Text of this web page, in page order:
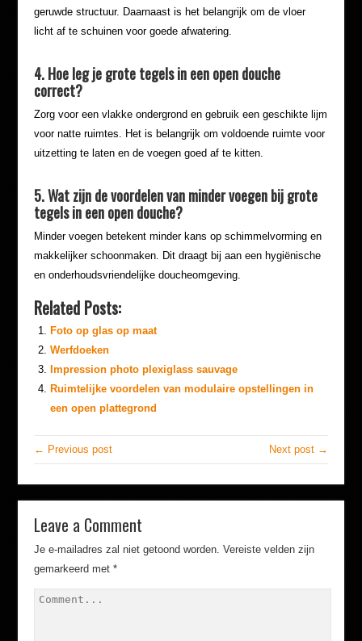
geruwde structuur. Daarnaast is het belangrijk om de vloer
licht af te schuinen voor goede afwatering.
4. Hoe leg je grote tegels in een open douche
correct?
Zorg voor een vlakke ondergrond en gebruik een geschikte lijm
voor natte ruimtes. Het is belangrijk om voldoende ruimte voor
uitzetting te laten en de voegen goed af te kitten.
5. Wat zijn de voordelen van minder voegen bij grote
tegels in een open douche?
Minder voegen betekent minder kans op schimmelvorming en
makkelijker schoonmaken. Dit draagt bij aan een hygiënische
en onderhoudsvriendelijke doucheomgeving.
Related Posts:
Foto op glas op maat
Werfdoeken
Impression photo plexiglass sauvage
Ruimtelijke voordelen van modulaire opstellingen in
een open plattegrond
← Previous post Next post →
Leave a Comment
Je e-mailadres zal niet getoond worden. Vereiste velden zijn
gemarkeerd met*